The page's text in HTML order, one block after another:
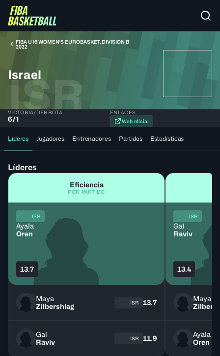
FIBA U16 WOMEN'S EUROBASKET, DIVISION B
2022
Israel
ISR
VICTORIA/DERROTA
6/1
ENLACES
Web oficial
Líderes Jugadores Entrenadores Partidos Estadísticas
Líderes
Eficiencia
POR PARTIDO
ISR
Ayala
Oren
13.7
Maya
Zilbershlag
ISR 13.7
Gal
Raviv
ISR 11.9
ISR
Gal
Raviv
13.4
Maya
Ayala
Oren